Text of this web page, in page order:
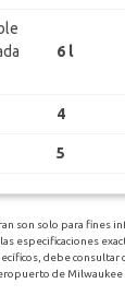
6 l
4
5
son solo para fines
especificaciones
debe consultar
de Milwaukee